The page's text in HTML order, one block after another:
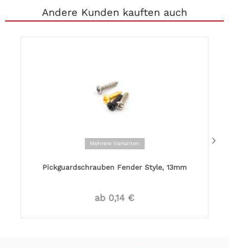
Andere Kunden kauften auch
Mehrere Varianten
Pickguardschrauben Fender Style, 13mm
ab 0,14 €